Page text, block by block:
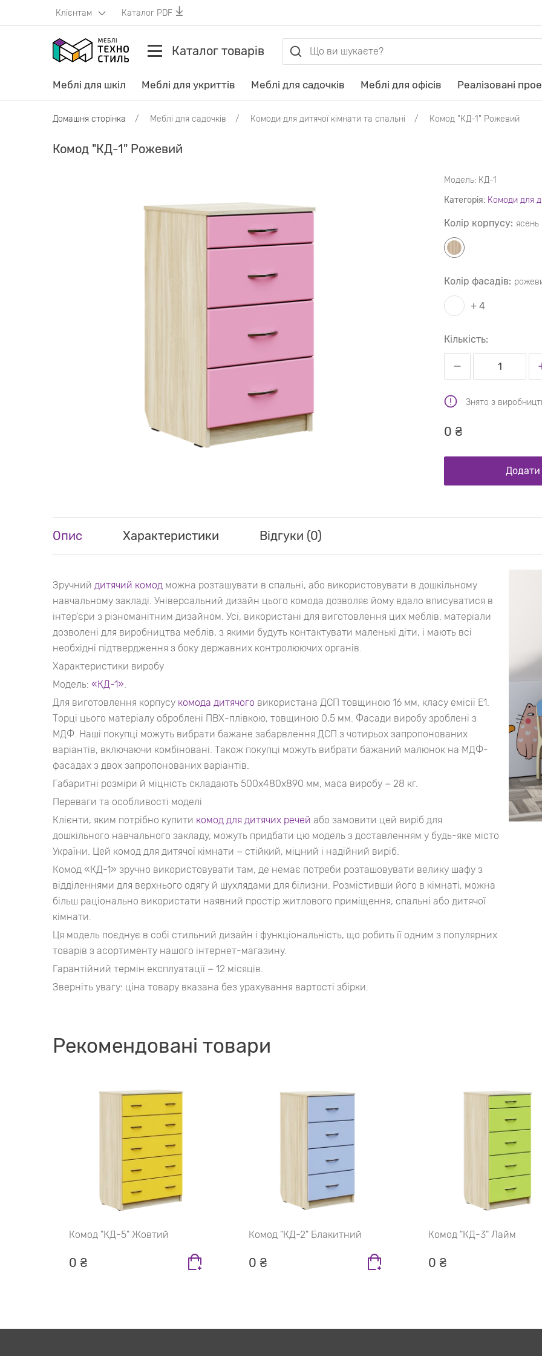
Клієнтам Каталог PDF
Каталог товарів
Меблі для шкіл Меблі для укриттів Меблі для садочків Меблі для офісів Реалізовані
Домашня сторінка Меблі для садочків Комоди для дитячої кімнати та спальні Комод "КД-1" Рожевий
Комод "КД-1" Рожевий
Модель: КД-1
Категорія: Комоди для
Колір корпусу: ясень
Колір фасадів:
+ 4
Кількість:
Знято з
0 ₴
Опис Характеристики Відгуки (0)
Зручний дитячий комод можна розташувати в спальні, або використовувати в дошкільному
навчальному закладі. Універсальний дизайн цього комода дозволяє йому вдало вписуватися в
інтер’єри з різноманітним дизайном. Усі, використані для виготовлення цих меблів, матеріали
дозволені для виробництва меблів, з якими будуть контактувати маленькі діти, і мають всі
необхідні підтвердження з боку державних контролюючих органів.
Характеристики виробу
Модель: «КД-1».
Для виготовлення корпусу комода дитячого використана ДСП товщиною 16 мм, класу емісії Е1.
Торці цього матеріалу оброблені ПВХ-плівкою, товщиною 0,5 мм. Фасади виробу зроблені з
МДФ. Наші покупці можуть вибрати бажане забарвлення ДСП з чотирьох запропонованих
варіантів, включаючи комбіновані. Також покупці можуть вибрати бажаний малюнок на МДФ-
фасадах з двох запропонованих варіантів.
Габаритні розміри й міцність складають 500х480х890 мм, маса виробу − 28 кг.
Переваги та особливості моделі
Клієнти, яким потрібно купити комод для дитячих речей або замовити цей виріб для
дошкільного навчального закладу, можуть придбати цю модель з доставленням у будь-яке місто
України. Цей комод для дитячої кімнати − стійкий, міцний і надійний виріб.
Комод «КД-1» зручно використовувати там, де немає потреби розташовувати велику шафу з
відділеннями для верхнього одягу й шухлядами для білизни. Розмістивши його в кімнаті, можна
більш раціонально використати наявний простір житлового приміщення, спальні або дитячої
кімнати.
Ця модель поєднує в собі стильний дизайн і функціональність, що робить її одним з популярних
товарів з асортименту нашого інтернет-магазину.
Гарантійний термін експлуатації − 12 місяців.
Зверніть увагу: ціна товару вказана без урахування вартості збірки.
Рекомендовані товари
Комод "КД-5" Жовтий
0 ₴
Комод "КД-2" Блакитний
0 ₴
Комод "КД-3" Лайм
0 ₴